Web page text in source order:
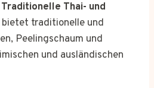
Traditionelle Thai- und
bietet traditionelle und
Peelingschaum und
und ausländischen